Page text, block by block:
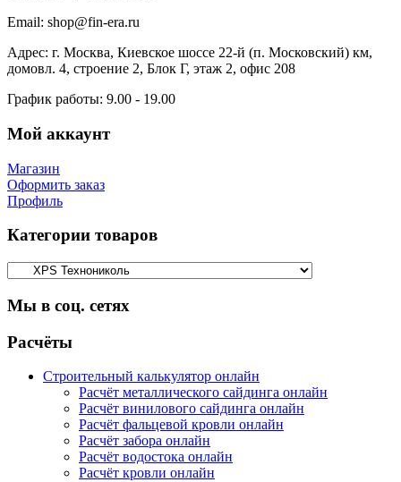
Email: shop@fin-era.ru
Адрес: г. Москва, Киевское шоссе 22-й (п. Московский) км,
домовл. 4, строение 2, Блок Г, этаж 2, офис 208
График работы: 9.00 - 19.00
Мой аккаунт
Магазин
Оформить заказ
Профиль
Категории товаров
Мы в соц. сетях
Facebook
Twitter
Google
Instagram
Расчёты
Строительный калькулятор онлайн
Расчёт металлического сайдинга онлайн
Расчёт винилового сайдинга онлайн
Расчёт фальцевой кровли онлайн
Расчёт забора онлайн
Расчёт водостока онлайн
Расчёт кровли онлайн